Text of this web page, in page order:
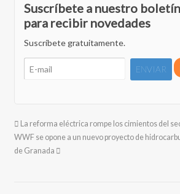
Suscríbete a nuestro
para recibir novedades
Suscríbete gratuitamente.
La reforma eléctrica rompe los cimientos del
WWF se opone a un nuevo proyecto de
de Granada